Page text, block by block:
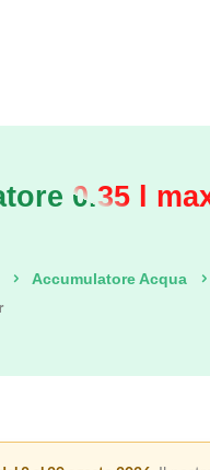
0.35 l
Accumulatore Acqua